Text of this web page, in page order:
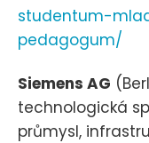
studentum-
pedagogum/
Siemens AG
technologická
průmysl,